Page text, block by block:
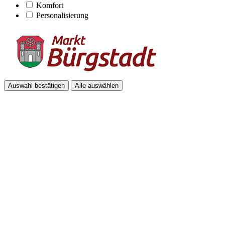
Komfort
Personalisierung
Auswahl bestätigen Alle auswählen